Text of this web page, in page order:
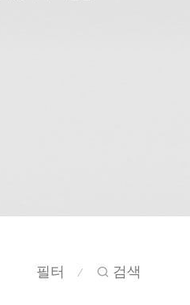
필터 ⁄ 검색